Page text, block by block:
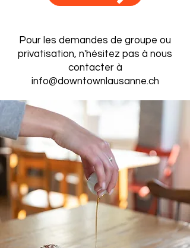
Pour les demandes de groupe ou
privatisation, n'hésitez pas à nous
contacter à
info@downtownlausanne.ch